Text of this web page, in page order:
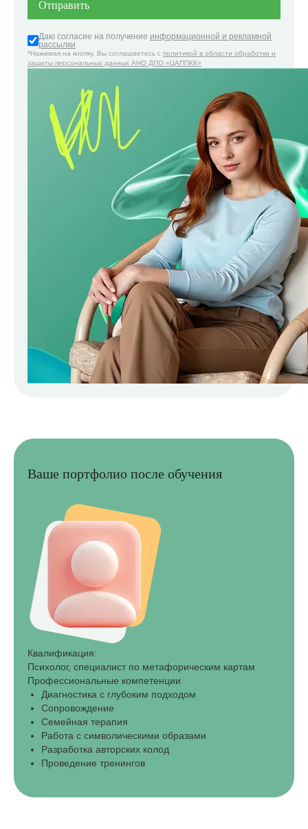
Даю согласие на получение информационной и рекламной
рассылки
*Нажимая на кнопку, Вы соглашаетесь с политикой в области обработки и
защиты персональных данных АНО ДПО «ЦАППКК»
Ваше портфолио после обучения
Квалификация:
Психолог, специалист по метафорическим картам
Профессиональные компетенции
Диагностика с глубоким подходом
Сопровождение
Семейная терапия
Работа с символическими образами
Разработка авторских колод
Проведение тренингов